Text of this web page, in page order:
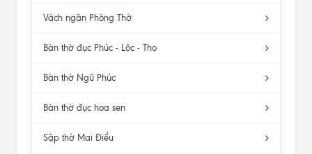
Vách ngăn Phòng Thờ
Bàn thờ đục Phúc - Lộc - Thọ
Bàn thờ Ngũ Phúc
Bàn thờ đục hoa sen
Sập thờ Mai Điểu